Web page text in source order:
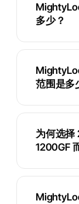
多少？
范围是多
为何选择
1200GF